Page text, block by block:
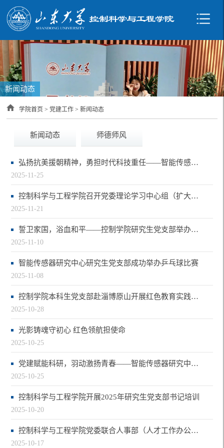
新闻动态
学院首页 > 党建工作 >新闻动态
新闻动态 师德师风
弘扬抗美援朝精神，勇担时代科技重任——智能传感器研究中心研究生党支部举办红色观…
2025-11-25
控制科学与工程学院召开党委理论学习中心组（扩大）会议专题学习党的二十届四中全会…
2025-11-21
誓卫家国，浴血和平——控制学院研究生党支部举办红色观影活动
2025-11-10
智能传感器研究中心研究生党支部成功举办乒乓球比赛
2025-11-08
控制学院本科生党支部赴淄博原山开展红色教育实践活动
2025-10-28
光影铸魂守初心 红色领航担使命
2025-10-25
党建赋能科研，羽动激扬青春——智能传感器研究中心研究生党支部成功举办羽毛球比赛
2025-10-25
控制科学与工程学院开展2025年研究生党支部书记培训
2025-10-20
控制科学与工程学院党委联合人事部（人才工作办公室）、党委教师工作部党支部开展党…
2025-10-17